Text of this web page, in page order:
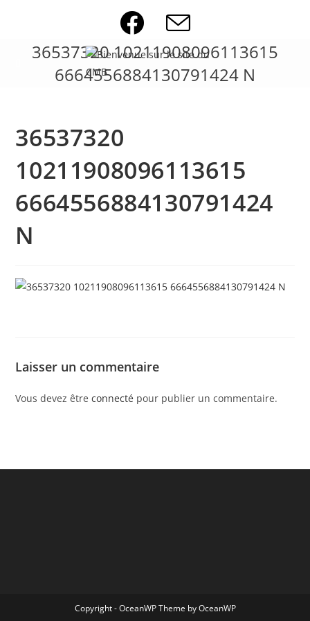
36537320 10211908096113615
6664556884130791424 N
36537320
10211908096113615
6664556884130791424
N
Laisser un commentaire
Vous devez êtreconnecté pour publier un commentaire.
Copyright - OceanWP Theme by OceanWP